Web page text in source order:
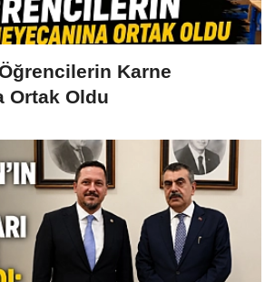
Karne
Ortak Oldu